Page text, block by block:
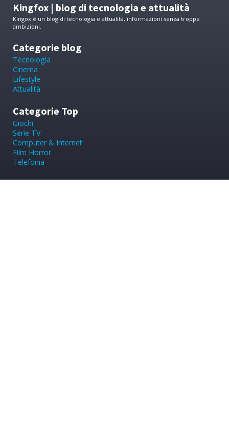
Kingfox | blog di tecnologia e attualità
Kingox è un blog di tecnologia e attualità, informazioni senza troppe
ambizioni.
Categorie blog
Tecnologia
Cinema
Lifestyle
Attualità
Categorie Top
Giochi
Serie TV
Computer & Internet
Film Horror
Telefonia